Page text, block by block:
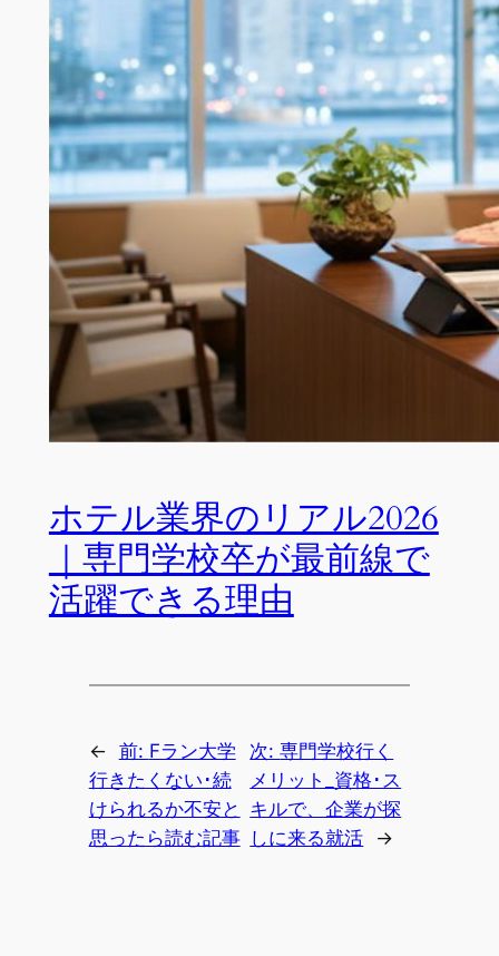
ホテル業界のリアル2026
｜専門学校卒が最前線で
活躍できる理由
← 前: Fラン大学
行きたくない･続
けられるか不安と
思ったら読む記事
次:専門学校行く
メリット_資格･ス
キルで、企業が探
しに来る就活
→